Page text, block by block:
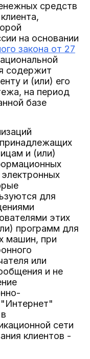
средств
на основании
закона от 27
содержит
и (или) его
на период
базе
и (или)
для
этих
программ для
машин, при
или
и не
сети
клиентов -